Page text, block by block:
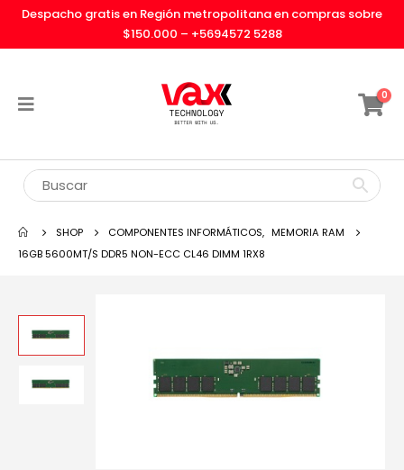
Despacho gratis en Región metropolitana en compras sobre
$150.000 – +5694572 5288
0
SHOP COMPONENTES INFORMÁTICOS, MEMORIA RAM
16GB 5600MT/S DDR5 NON-ECC CL46 DIMM 1RX8